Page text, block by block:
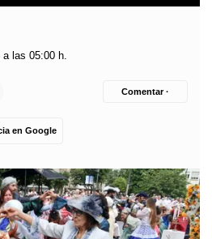
a las 05:00 h.
en Google
Comentar ·